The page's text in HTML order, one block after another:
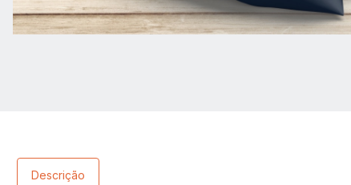
Descrição